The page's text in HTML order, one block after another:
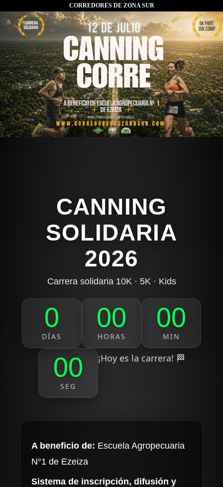
CORREDORES DE ZONA SUR
CANNING
SOLIDARIA
2026
Carrera solidaria 10K · 5K · Kids
0
DÍAS
00
HORAS
00
MIN
00
SEG
¡Hoy es la carrera! 🏁
A beneficio de: Escuela Agropecuaria
N°1 de Ezeiza
Sistema de inscripción, difusión y